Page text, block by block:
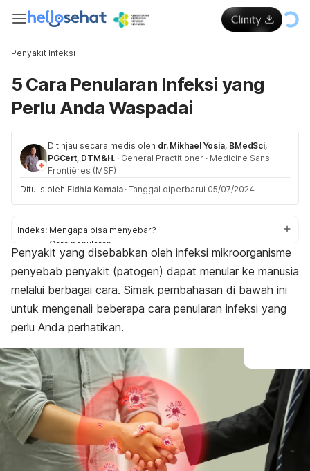
Penyakit Infeksi
5 Cara Penularan Infeksi yang
Perlu Anda Waspadai
Ditinjau secara medis oleh dr. Mikhael Yosia, BMedSci,
PGCert, DTM&H. · General Practitioner · Medicine Sans
Frontières (MSF)
Ditulis oleh Fidhia Kemala · Tanggal diperbarui 05/07/2024
Indeks: Mengapa bisa menyebar?
Cara penularan
Pencegahan
Penyakit yang disebabkan oleh infeksi mikroorganisme
penyebab penyakit (patogen) dapat menular ke manusia
melalui berbagai cara. Simak pembahasan di bawah ini
untuk mengenali beberapa cara penularan infeksi yang
perlu Anda perhatikan.